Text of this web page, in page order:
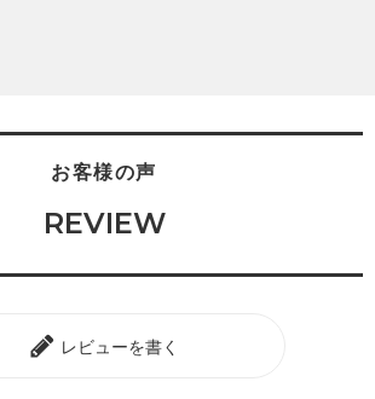
お客様の声
REVIEW
レビューを書く